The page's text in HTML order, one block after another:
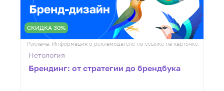
СКИДКА 30%
Реклама. Информация о рекламодателе по ссылке на карточке
Нетология
Брендинг: от стратегии до брендбука